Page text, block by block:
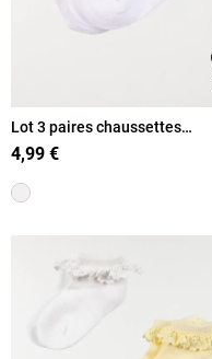
Lot 3 paires chaussettes
dentelle fille
4,99 €